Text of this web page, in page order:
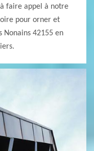
à faire appel à notre
pour orner et
Nonains 42155 en